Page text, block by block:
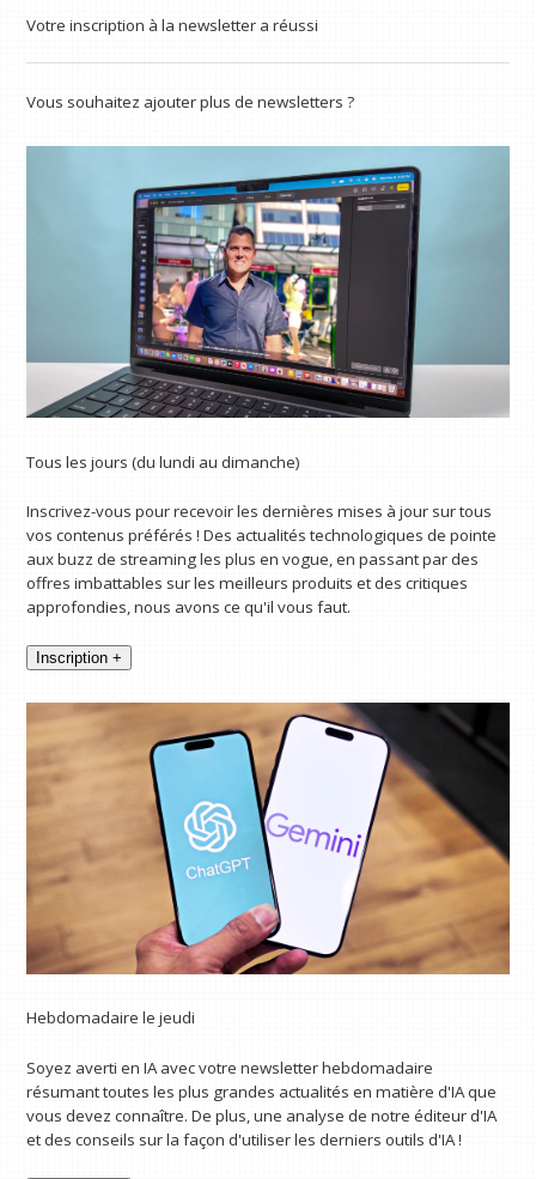
Votre inscription à la newsletter a réussi
Vous souhaitez ajouter plus de newsletters ?
Tous les jours (du lundi au dimanche)
Inscrivez-vous pour recevoir les dernières mises à jour sur tous
vos contenus préférés ! Des actualités technologiques de pointe
aux buzz de streaming les plus en vogue, en passant par des
offres imbattables sur les meilleurs produits et des critiques
approfondies, nous avons ce qu'il vous faut.
Inscription +
Hebdomadaire le jeudi
Soyez averti en IA avec votre newsletter hebdomadaire
résumant toutes les plus grandes actualités en matière d'IA que
vous devez connaître. De plus, une analyse de notre éditeur d'IA
et des conseils sur la façon d'utiliser les derniers outils d'IA !